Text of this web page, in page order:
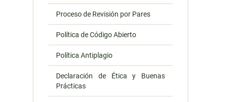
Proceso de Revisión por Pares
Política de Código Abierto
Política Antiplagio
Declaración de Ética y Buenas
Prácticas